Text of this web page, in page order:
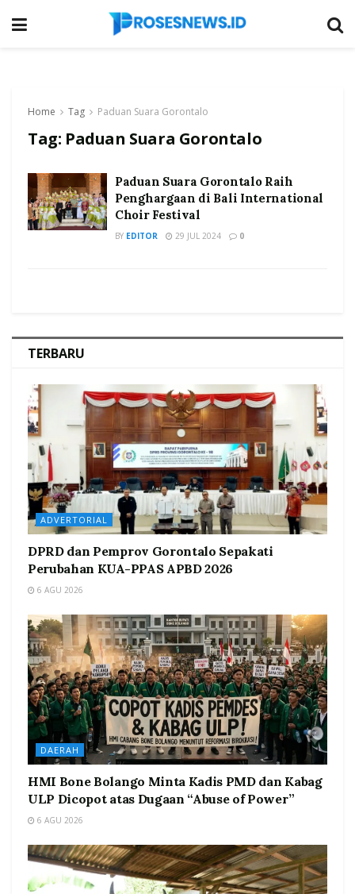
Home Tag Paduan Suara Gorontalo
Tag: Paduan Suara Gorontalo
Paduan Suara Gorontalo Raih
Penghargaan di Bali International
Choir Festival
BY EDITOR 29 JUL 2024 0
TERBARU
ADVERTORIAL
DPRD dan Pemprov Gorontalo Sepakati
Perubahan KUA-PPAS APBD 2026
6 AGU 2026
DAERAH
HMI Bone Bolango Minta Kadis PMD dan Kabag
ULP Dicopot atas Dugaan “Abuse of Power”
6 AGU 2026